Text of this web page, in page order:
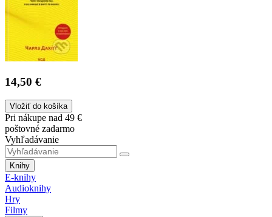
14,50 €
Vložiť do košíka
Pri nákupe nad 49 €
poštovné zadarmo
Vyhľadávanie
Knihy
E-knihy
Audioknihy
Hry
Filmy